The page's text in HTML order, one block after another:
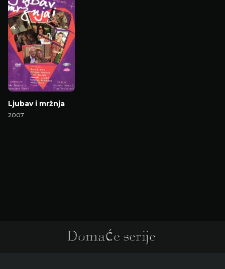
Ljubav i mržnja
2007